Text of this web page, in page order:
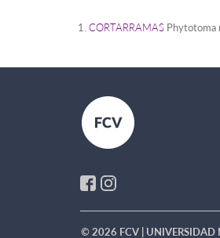
CORTARRAMAS Phytotoma
© 2026 FCV | UNIVERSIDAD